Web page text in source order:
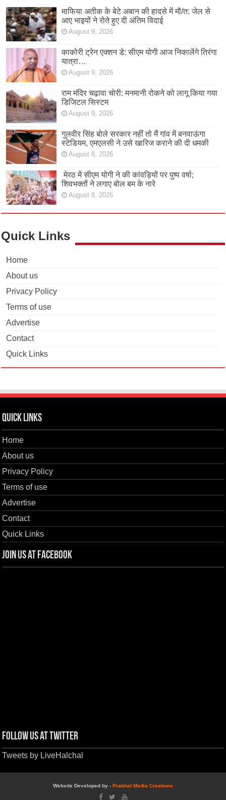
माफिया अतीक के बेटे अबान की हादसे में मौ/त: जेल से
आए भाइयों ने रोते हुए दी अंतिम विदाई
August 9, 2026
काकोरी ट्रेन एक्शन डे: सीएम योगी आज निकालेंगे तिरंगा
यात्रा…
August 9, 2026
राम मंदिर चढ़ावा चोरी: मनमानी रोकने को लागू किया गया
डिजिटल सिस्टम
August 9, 2026
गुलवीर सिंह बोले सरकार नहीं तो मैं गांव में बनवाऊंगा
स्टेडियम, एमएलसी ने उसे खारिज कराने की दी धमकी
August 8, 2026
मेरठ में सीएम योगी ने की कांवड़ियों पर पुष्प वर्षा;
शिवभक्तों ने लगाए बोल बम के नारे
August 8, 2026
Quick Links
Home
About us
Privacy Policy
Terms of use
Advertise
Contact
Quick Links
Quick Links
Home
About us
Privacy Policy
Terms of use
Advertise
Contact
Quick Links
Join us at Facebook
Follow us at Twitter
Tweets by LiveHalchal
Website Developed by - Prabhat Media Creations